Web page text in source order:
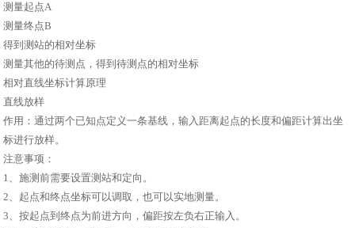
测量起点A
测量终点B
得到测站的相对坐标
测量其他的待测点，得到待测点的相对坐标
相对直线坐标计算原理
直线放样
作用：通过两个已知点定义一条基线，输入距离起点的长度和偏距计算出坐
标进行放样。
注意事项：
1、施测前需要设置测站和定向。
2、起点和终点坐标可以调取，也可以实地测量。
3、按起点到终点为前进方向，偏距按左负右正输入。